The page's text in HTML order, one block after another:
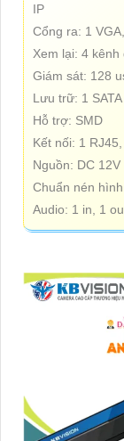
IP
Cổng ra: 1
Xem lại: 4 kênh
Giám sát: 128
Lưu trữ: 1
Hỗ trợ: SMD
Kết nối: 1
Nguồn: DC 12V
Chuẩn nén
Audio: 1 in, 1